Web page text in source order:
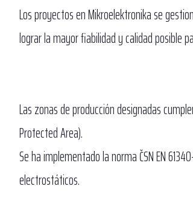
Los proyectos en Mikroelektronika se
lograr la mayor fiabilidad y calidad posible
Las zonas de producción designadas
Protected Area).
Se ha implementado la norma ČSN EN
electrostáticos.